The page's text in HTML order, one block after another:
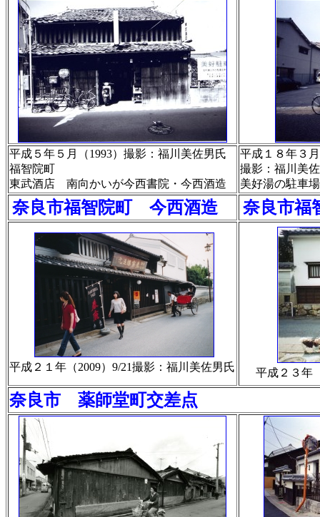
平成５年５月（1993）撮影：福川美佐男氏
福智院町
東武酒店 南向かいが今西書院・今西酒造
平成１８年３
撮影：福川美
美好湯の駐車
奈良市福智院町 今西酒造 奈良市
平成２１年（2009）9/21撮影：福川美佐男氏 平成２３年
奈良市 薬師堂町交差点